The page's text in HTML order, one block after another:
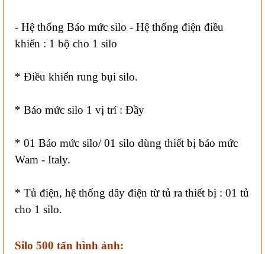
- Hệ thống Báo mức silo - Hệ thống điện điều
khiển : 1 bộ cho 1 silo
* Điều khiển rung bụi silo.
* Báo mức silo 1 vị trí : Đầy
* 01 Báo mức silo/ 01 silo dùng thiết bị báo mức
Wam - Italy.
* Tủ điện, hệ thống dây điện từ tủ ra thiết bị : 01 tủ
cho 1 silo.
Silo 500 tấn hình ảnh: